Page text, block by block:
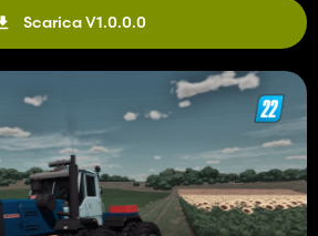
Scarica V1.0.0.0